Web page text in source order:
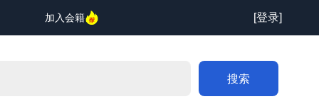
加入会籍 [登录]
搜索